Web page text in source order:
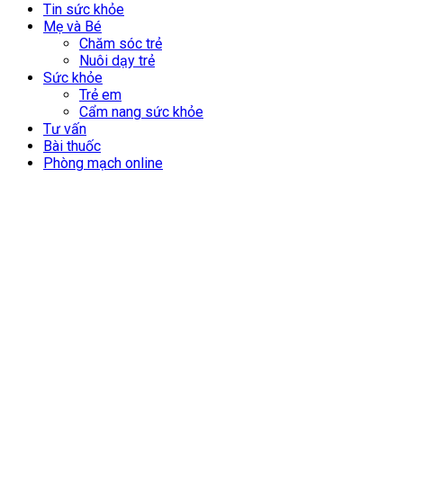
Tin sức khỏe
Mẹ và Bé
Chăm sóc trẻ
Nuôi dạy trẻ
Sức khỏe
Trẻ em
Cẩm nang sức khỏe
Tư vấn
Bài thuốc
Phòng mạch online